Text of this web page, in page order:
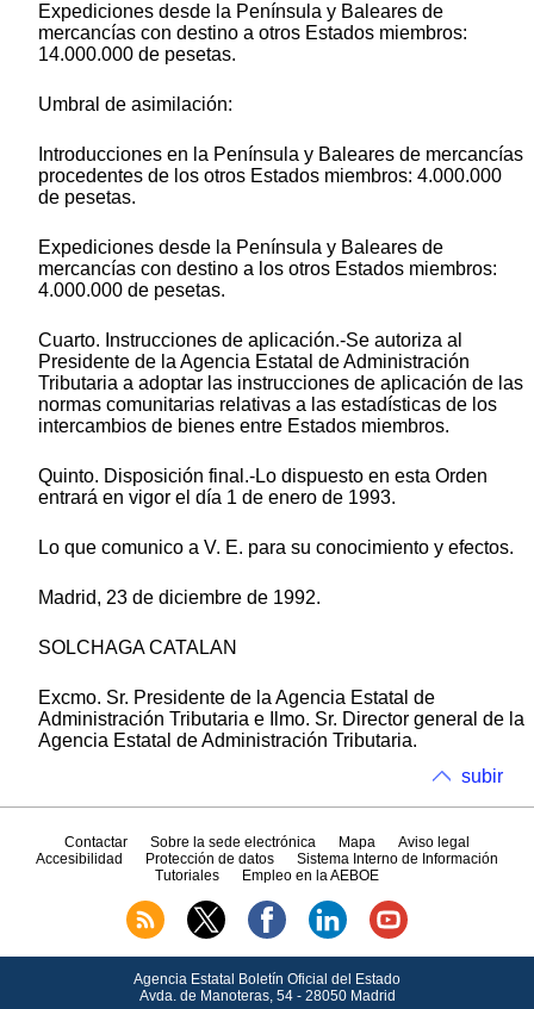
Expediciones desde la Península y Baleares de
mercancías con destino a otros Estados miembros:
14.000.000 de pesetas.
Umbral de asimilación:
Introducciones en la Península y Baleares de mercancías
procedentes de los otros Estados miembros: 4.000.000
de pesetas.
Expediciones desde la Península y Baleares de
mercancías con destino a los otros Estados miembros:
4.000.000 de pesetas.
Cuarto. Instrucciones de aplicación.-Se autoriza al
Presidente de la Agencia Estatal de Administración
Tributaria a adoptar las instrucciones de aplicación de las
normas comunitarias relativas a las estadísticas de los
intercambios de bienes entre Estados miembros.
Quinto. Disposición final.-Lo dispuesto en esta Orden
entrará en vigor el día 1 de enero de 1993.
Lo que comunico a V. E. para su conocimiento y efectos.
Madrid, 23 de diciembre de 1992.
SOLCHAGA CATALAN
Excmo. Sr. Presidente de la Agencia Estatal de
Administración Tributaria e Ilmo. Sr. Director general de la
Agencia Estatal de Administración Tributaria.
subir
Contactar Sobre la sede electrónica Mapa
Aviso legal
Accesibilidad
Protección de datos
Sistema Interno de Información
Tutoriales
Empleo en la AEBOE
Agencia Estatal Boletín Oficial del Estado
Avda.de Manoteras, 54 - 28050 Madrid